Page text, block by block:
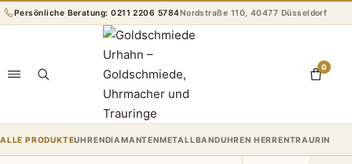
Zum
Inhalt
Persönliche Beratung: 0211 2206 5784Nordstraße 110, 40477 Düsseldorf
0
ALLE PRODUKTEUHRENDIAMANTENMETALLBANDUHREN HERRENTRAURINGE